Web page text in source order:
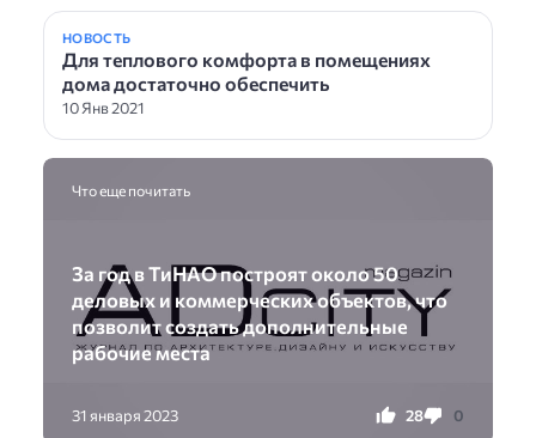
НОВОСТЬ
Для теплового комфорта в помещениях
дома достаточно обеспечить
10 Янв 2021
Что еще почитать
За год в ТиНАО построят около 50
деловых и коммерческих объектов, что
позволит создать дополнительные
рабочие места
31 января 2023 28 0